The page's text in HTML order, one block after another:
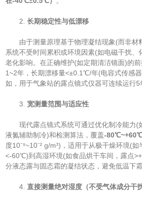
2. ​​长期稳定性与低漂移​
由于测量原理基于物理凝结现象(而非材
系统不受时间累积或环境因素(如电磁干扰、
老化影响。在正确维护(如定期清洁镜面)的
1~2年，长期漂移量<±0.1℃/年(电容式传感
如，用于气象站的露点镜式仪器可连续运行5
3. ​ ​宽测量范围与适应性​
现代露点镜式系统可通过优化制冷能力(
液氮辅助制冷)和检测算法，覆盖​​-80℃~+60℃
度10⁻⁹~10⁻² g/m³)，适用于从极干燥环境(
<-60℃)到高湿环境(如食品烘干车间，露点
分液态露与固态霜的凝结状态，避免低温下
4. ​直接测量绝对湿度（不受气体成分干扰